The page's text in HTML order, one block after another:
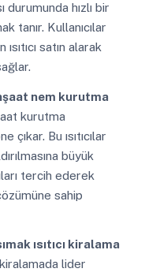
durumunda hızlı bir
tanır. Kullanıcılar
satın alarak
nem kurutma
kurutma
Bu ısıtıcılar
büyük
tercih ederek
sahip
ısıtıcı kiralama
lider